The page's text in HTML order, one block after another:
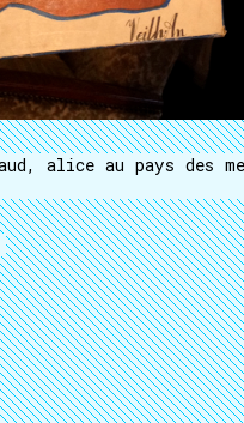
alice au pays des